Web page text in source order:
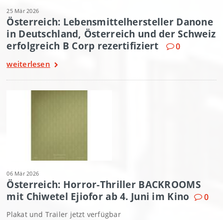
25 Mär 2026
Österreich: Lebensmittelhersteller Danone
in Deutschland, Österreich und der Schweiz
erfolgreich B Corp rezertifiziert
0
weiterlesen
06 Mär 2026
Österreich: Horror-Thriller BACKROOMS
mit Chiwetel Ejiofor ab 4. Juni im Kino
0
Plakat und Trailer jetzt verfügbar